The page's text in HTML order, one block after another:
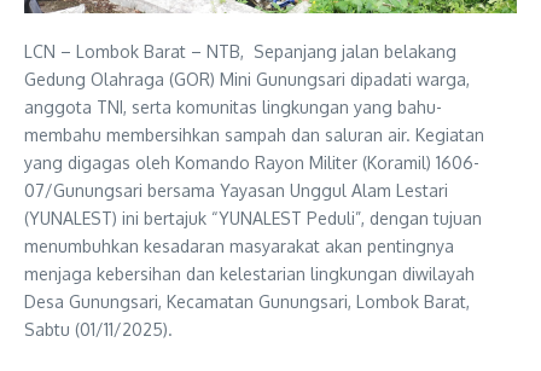
LCN – Lombok Barat – NTB, Sepanjang jalan belakang
Gedung Olahraga (GOR) Mini Gunungsari dipadati warga,
anggota TNI, serta komunitas lingkungan yang bahu-
membahu membersihkan sampah dan saluran air. Kegiatan
yang digagas oleh Komando Rayon Militer (Koramil) 1606-
07/Gunungsari bersama Yayasan Unggul Alam Lestari
(YUNALEST) ini bertajuk “YUNALEST Peduli”, dengan tujuan
menumbuhkan kesadaran masyarakat akan pentingnya
menjaga kebersihan dan kelestarian lingkungan diwilayah
Desa Gunungsari, Kecamatan Gunungsari, Lombok Barat,
Sabtu (01/11/2025).